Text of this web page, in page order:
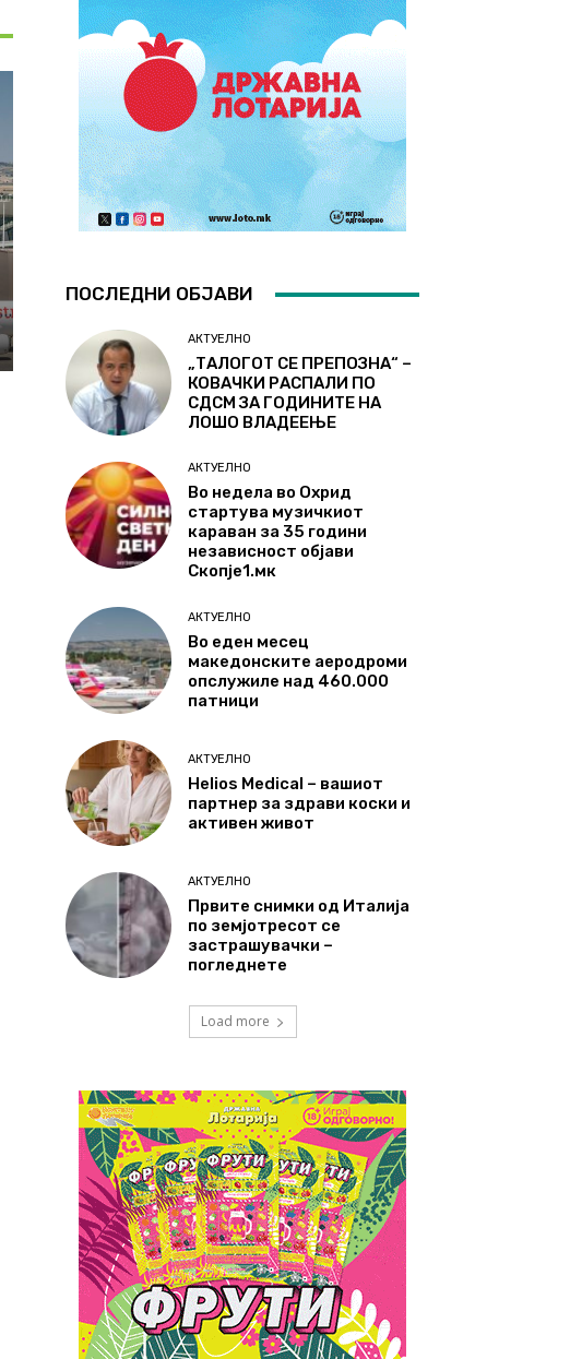
ПОСЛЕДНИ ОБЈАВИ
АКТУЕЛНО
„ТАЛОГОТ СЕ ПРЕПОЗНА“ –
КОВАЧКИ РАСПАЛИ ПО
СДСМ ЗА ГОДИНИТЕ НА
ЛОШО ВЛАДЕЕЊЕ
АКТУЕЛНО
Во недела во Охрид
стартува музичкиот
караван за 35 години
независност објави
Скопје1.мк
АКТУЕЛНО
Во еден месец
македонските аеродроми
опслужиле над 460.000
патници
АКТУЕЛНО
Helios Medical – вашиот
партнер за здрави коски и
активен живот
АКТУЕЛНО
Првите снимки од Италија
по земјотресот се
застрашувачки –
погледнете
Load more